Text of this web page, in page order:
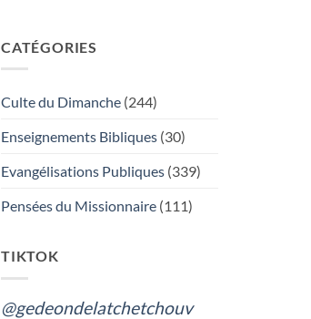
GÉDÉON
DE
L’ADORATION
DIEU
FUNERAILLES,
TON
CATÉGORIES
Culte du Dimanche (244)
Enseignements Bibliques (30)
Evangélisations Publiques (339)
Pensées du Missionnaire (111)
TIKTOK
@gedeondelatchetchouv